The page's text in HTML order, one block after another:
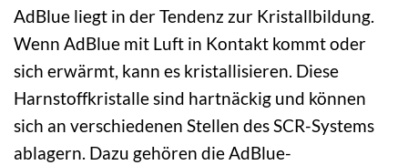
AdBlue liegt in der Tendenz zur Kristallbildung.
Wenn AdBlue mit Luft in Kontakt kommt oder
sich erwärmt, kann es kristallisieren. Diese
Harnstoffkristalle sind hartnäckig und können
sich an verschiedenen Stellen des SCR-Systems
ablagern. Dazu gehören die AdBlue-